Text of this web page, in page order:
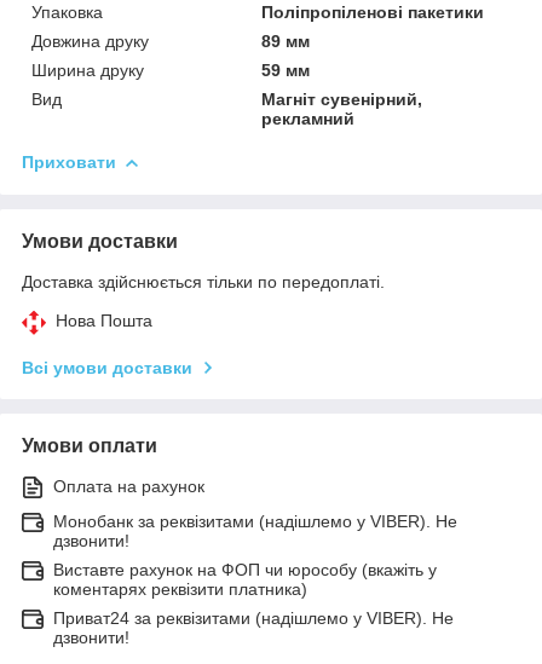
Упаковка
Поліпропіленові пакетики
Довжина друку
89 мм
Ширина друку
59 мм
Вид
Магніт сувенірний,
рекламний
Приховати
Умови доставки
Доставка здійснюється тільки по передоплаті.
Нова Пошта
Всі умови доставки
Умови оплати
Оплата на рахунок
Монобанк за реквізитами (надішлемо у VIBER). Не
дзвонити!
Виставте рахунок на ФОП чи юрособу (вкажіть у
коментарях реквізити платника)
Приват24 за реквізитами (надішлемо у VIBER). Не
дзвонити!